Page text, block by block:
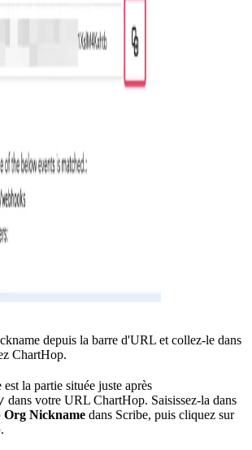
depuis la barre d'URL et collez-le dans
ChartHop.
la partie située juste après
dans votre URL ChartHop. Saisissez-la dans
Nickname dans Scribe, puis cliquez sur
.